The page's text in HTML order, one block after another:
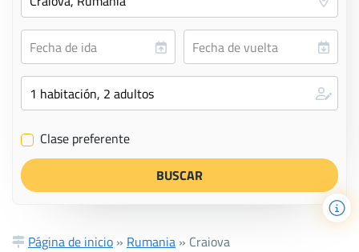
✔ Clase preferente
Página de inicio » Rumania » Craiova